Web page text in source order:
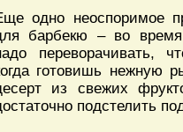
одно неоспоримое
барбекю – во время
переворачивать,
готовишь нежную
из свежих
подстелить